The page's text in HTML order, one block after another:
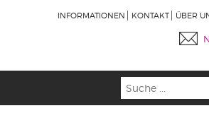
INFORMATIONEN KONTAKT ÜBER